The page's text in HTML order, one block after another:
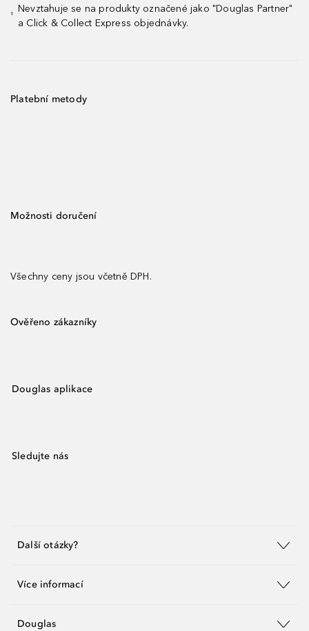
¹
Nevztahuje se na produkty označené jako "Douglas Partner"
a Click & Collect Express objednávky.
Platební metody
Možnosti doručení
Všechny ceny jsou včetně DPH.
Ověřeno zákazníky
Douglas aplikace
Sledujte nás
Další otázky?
Více informací
Douglas